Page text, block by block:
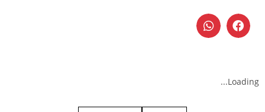
Loading...